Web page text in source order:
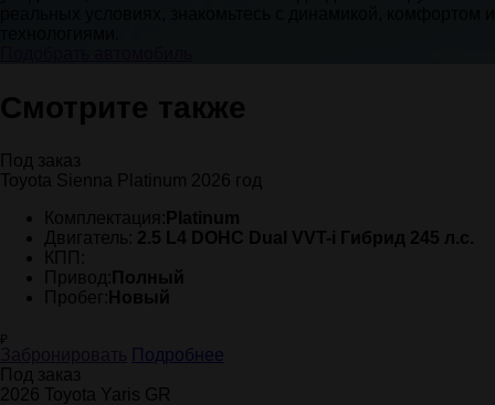
Смотрите также
Под заказ
Toyota Sienna Platinum 2026 год
Комплектация: Platinum
Двигатель: 2.5 L4 DOHC Dual VVT-i Гибрид 245 л.с.
КПП:
Привод: Полный
Пробег: Новый
₽
Подробнее
Под заказ
2026 Toyota Yaris GR